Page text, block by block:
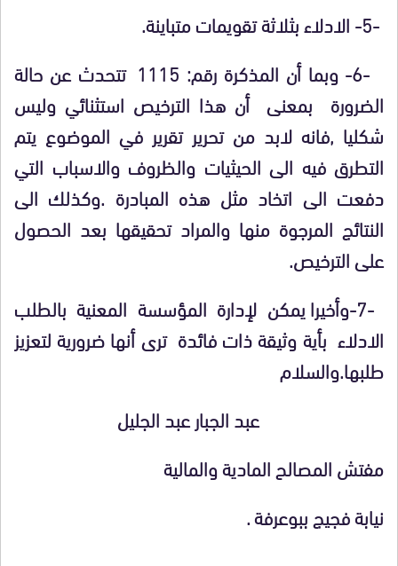
-5- الادلاء بثلاثة تقويمات متباينة.
-6- وبما أن المذكرة رقم: 1115 تتحدث عن حالة
الضرورة بمعنى أن هذا الترخيص استثنائي وليس
شكليا ,فانه لابد من تحرير تقرير في الموضوع يتم
التطرق فيه الى الحيثيات والظروف والاسباب التي
دفعت الى اتخاد مثل هذه المبادرة .وكذلك الى
النتائج المرجوة منها والمراد تحقيقها بعد الحصول
على الترخيص.
-7-وأخيرا يمكن لإدارة المؤسسة المعنية بالطلب
الادلاء بأية وثيقة ذات فائدة ترى أنها ضرورية لتعزيز
طلبها.والسلام
عبد الجبار عبد الجليل
مفتش المصالح المادية والمالية
نيابة فجيج ببوعرفة .